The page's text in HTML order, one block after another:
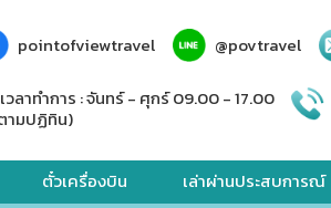
pointofviewtravel @povtravel
วลาทำการ : จันทร์ - ศุกร์ 09.00 - 17.00
ามปฏิทิน)
ตั๋วเครื่องบิน เล่าผ่านประสบการณ์